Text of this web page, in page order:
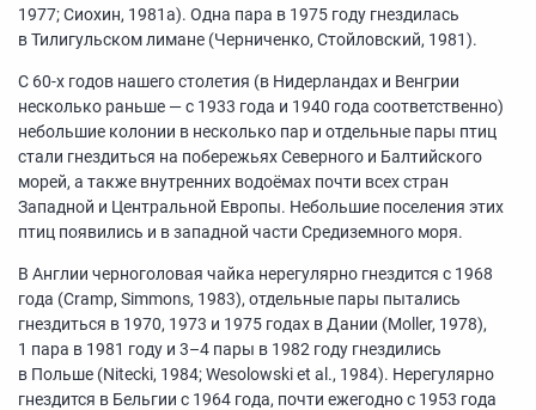
1977; Сиохин, 1981а). Одна пара в 1975 году гнездилась
в Тилигульском лимане (Черниченко, Стойловский, 1981).
С 60-х годов нашего столетия (в Нидерландах и Венгрии
несколько раньше — с 1933 года и 1940 года соответственно)
небольшие колонии в несколько пар и отдельные пары птиц
стали гнездиться на побережьях Северного и Балтийского
морей, а также внутренних водоёмах почти всех стран
Западной и Центральной Европы. Небольшие поселения этих
птиц появились и в западной части Средиземного моря.
В Англии черноголовая чайка нерегулярно гнездится с 1968
года (Cramp, Simmons, 1983), отдельные пары пытались
гнездиться в 1970, 1973 и 1975 годах в Дании (Moller, 1978),
1 пара в 1981 году и 3–4 пары в 1982 году гнездились
в Польше (Nitecki, 1984; Wesolowski et al., 1984). Нерегулярно
гнездится в Бельгии с 1964 года, почти ежегодно с 1953 года